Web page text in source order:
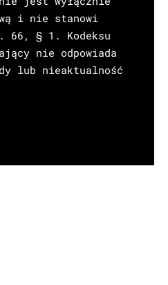
i nie stanowi
§ 1. Kodeksu
nie odpowiada
lub nieaktualność